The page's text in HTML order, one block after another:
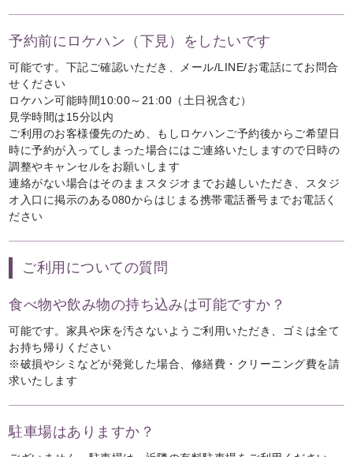
予約前にロケハン（下見）をしたいです
可能です。下記ご確認いただき、メール/LINE/お電話にてお問合
せください
ロケハン可能時間10:00～21:00（土日祝含む）
見学時間は15分以内
ご利用のお客様優先のため、もしロケハンご予約後からご希望日
時に予約が入ってしまった場合にはご連絡いたしますので日時の
調整やキャンセルをお願いします
連絡がない場合はそのままスタジオまでお越しいただき、スタジ
オ入口に掲示のある080からはじまる携帯電話番号までお電話く
ださい
ご利用についての質問
食べ物や飲み物の持ち込みは可能ですか？
可能です。家具や床を汚さないようご利用いただき、ゴミは全て
お持ち帰りください
※破損やシミなどが発覚した場合、修繕費・クリーニング費を請
求いたします
駐車場はありますか？